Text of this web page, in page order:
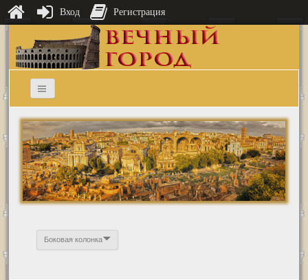
Боковая колонка
Вход Регистрация